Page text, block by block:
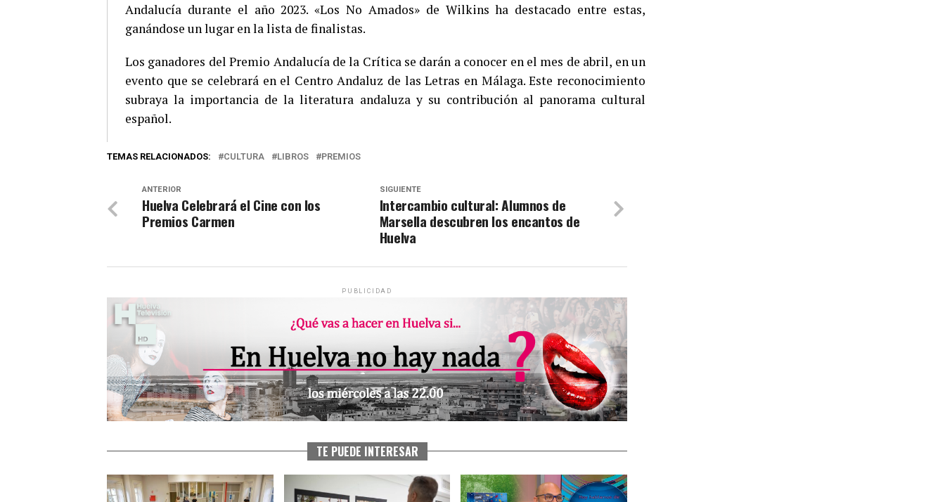
Andalucía durante el año 2023. «Los No Amados» de Wilkins ha destacado entre estas,
ganándose un lugar en la lista de finalistas.
Los ganadores del Premio Andalucía de la Crítica se darán a conocer en el mes de abril, en un
evento que se celebrará en el Centro Andaluz de las Letras en Málaga. Este reconocimiento
subraya la importancia de la literatura andaluza y su contribución al panorama cultural
español.
TEMAS RELACIONADOS: CULTURA LIBROS PREMIOS
SIGUIENTE
Intercambio cultural: Alumnos de
Marsella descubren los encantos de
Huelva
ANTERIOR
Huelva Celebrará el Cine con los
Premios Carmen
PUBLICIDAD
TE PUEDE INTERESAR